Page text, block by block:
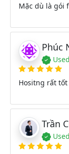
Mặc dù là gói
Phúc
Hositng rất tốt
Trần